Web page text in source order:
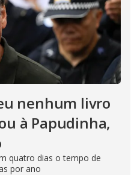
nenhum livro
à Papudinha,
quatro dias o tempo de
por ano